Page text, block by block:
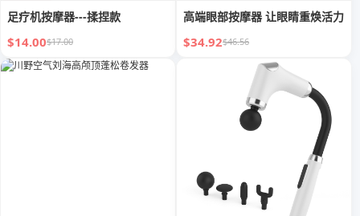
足疗机按摩器---揉捏款
$14.00$17.00
高端眼部按摩器 让眼睛重焕活力
$34.92$46.56